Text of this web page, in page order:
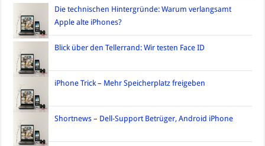
Die technischen Hintergründe: Warum verlangsamt
Apple alte iPhones?
Blick über den Tellerrand: Wir testen Face ID
iPhone Trick – Mehr Speicherplatz freigeben
Shortnews – Dell-Support Betrüger, Android iPhone